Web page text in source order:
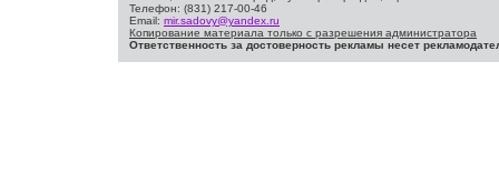
Телефон: (831) 217-00-46
Email: mir.sadovy@yandex.ru
Копирование материала только с разрешения администратора
Ответственность за достоверность рекламы несет